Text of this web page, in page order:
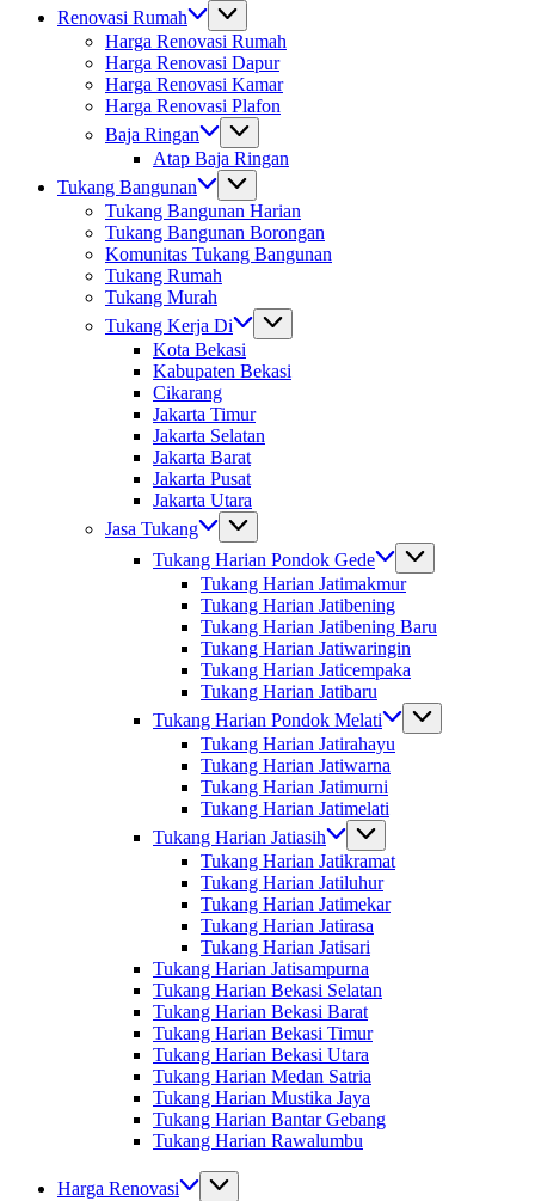
Renovasi Rumah
Harga Renovasi Rumah
Harga Renovasi Dapur
Harga Renovasi Kamar
Harga Renovasi Plafon
Baja Ringan
Atap Baja Ringan
Tukang Bangunan
Tukang Bangunan Harian
Tukang Bangunan Borongan
Komunitas Tukang Bangunan
Tukang Rumah
Tukang Murah
Tukang Kerja Di
Kota Bekasi
Kabupaten Bekasi
Cikarang
Jakarta Timur
Jakarta Selatan
Jakarta Barat
Jakarta Pusat
Jakarta Utara
Jasa Tukang
Tukang Harian Pondok Gede
Tukang Harian Jatimakmur
Tukang Harian Jatibening
Tukang Harian Jatibening Baru
Tukang Harian Jatiwaringin
Tukang Harian Jaticempaka
Tukang Harian Jatibaru
Tukang Harian Pondok Melati
Tukang Harian Jatirahayu
Tukang Harian Jatiwarna
Tukang Harian Jatimurni
Tukang Harian Jatimelati
Tukang Harian Jatiasih
Tukang Harian Jatikramat
Tukang Harian Jatiluhur
Tukang Harian Jatimekar
Tukang Harian Jatirasa
Tukang Harian Jatisari
Tukang Harian Jatisampurna
Tukang Harian Bekasi Selatan
Tukang Harian Bekasi Barat
Tukang Harian Bekasi Timur
Tukang Harian Bekasi Utara
Tukang Harian Medan Satria
Tukang Harian Mustika Jaya
Tukang Harian Bantar Gebang
Tukang Harian Rawalumbu
Harga Renovasi